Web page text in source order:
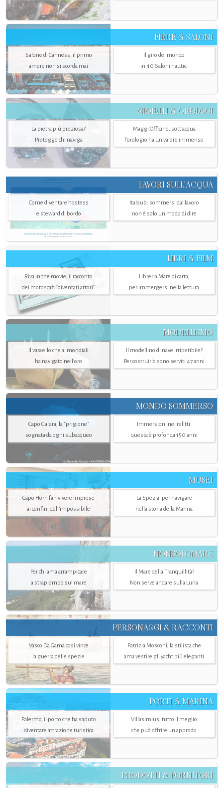
FIERE & SALONI
Salone di Canness, il primo
amore non si scorda mai
Il giro del mondo
in 40 Saloni nautici
GIOIELLI & OROLOGI
La pietra più preziosa?
Protegge chi naviga
Maggi Officine, sott’acqua
l'orologio ha un valore immenso
LAVORI SULL’ACQUA
Come diventare hostess
e steward di bordo
Italsub: sommersi dal lavoro
non è solo un modo di dire
LIBRI & FILM
Riva in the movie, il racconto
dei motoscafi “diventati attori”
Libreria Mare di carta,
per immergersi nella lettura
MODELLISMO
Il vascello che ai mondiali
ha navigato nell’oro
Il modellino di nave irripetibile?
Per costruirlo sono serviti 47 anni
MONDO SOMMERSO
Capo Galera, la "prigione"
sognata da ogni subacqueo
Immersioni nei relitti:
questa è profonda 150 anni
MUSEI
Capo Horn fa rivivere imprese
ai confini dell’impossibile
La Spezia. per navigare
nella storia della Marina
NONSOLOMARE
Per chi ama arrampicare
a strapiombo sul mare
Il Mare della Tranquillità?
Non serve andare sulla Luna
PERSONAGGI & RACCONTI
Vasco Da Gama così vince
la guerra delle spezie
Patrizia Mosconi, la stilista che
ama vestire gli yacht più eleganti
PORTI & MARINA
Palermo, il porto che ha saputo
diventare attrazione turistica
Villasimius, tutto il meglio
che può offrire un approdo
PRODOTTI & FORNITORI